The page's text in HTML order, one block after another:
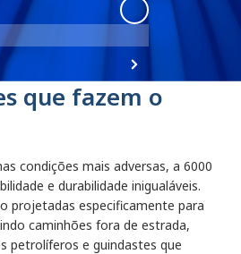
6000 Series
que fazem o
condições mais adversas, a 6000
e durabilidade inigualáveis.
projetadas especificamente para
caminhões fora de estrada,
petrolíferos e guindastes que